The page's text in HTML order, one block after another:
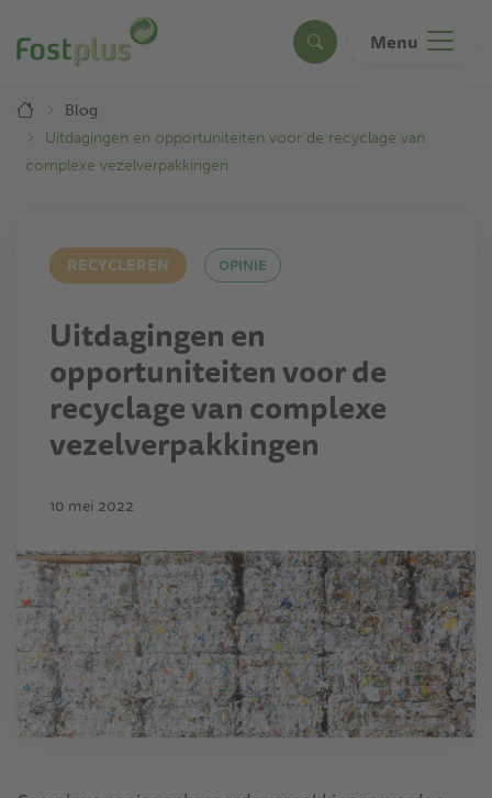
en
naar
inhoud
gaan
Search Menu
Breadcrumb
Blog
Uitdagingen en opportuniteiten voor de recyclage van
complexe vezelverpakkingen
RECYCLEREN OPINIE
Uitdagingen en
opportuniteiten voor de
recyclage van complexe
vezelverpakkingen
10 mei 2022